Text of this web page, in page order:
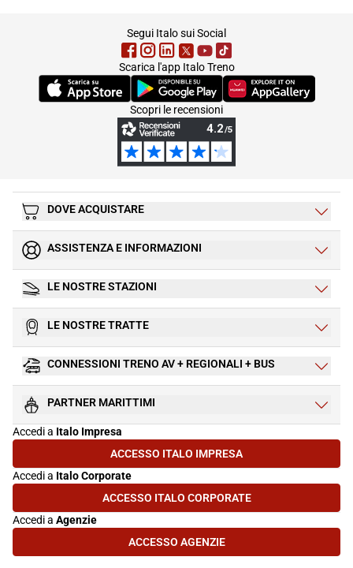
Segui Italo sui Social
Scarica l'app Italo Treno
(Si apre in una nuova scheda)(Si apre in una nuova scheda)
(Si apre in una nuova
Scopri le recensioni
DOVE ACQUISTARE
ASSISTENZA E INFORMAZIONI
LE NOSTRE STAZIONI
LE NOSTRE TRATTE
CONNESSIONI TRENO AV + REGIONALI + BUS
PARTNER MARITTIMI
Accedi a Italo Impresa
ACCESSO ITALO IMPRESA(SI APRE IN UNA NUOVA SCHEDA)
Accedi a Italo Corporate
ACCESSO ITALO CORPORATE(SI APRE IN UNA NUOVA SCHEDA)
Accedi a Agenzie
ACCESSO AGENZIE(SI APRE IN UNA NUOVA SCHEDA)